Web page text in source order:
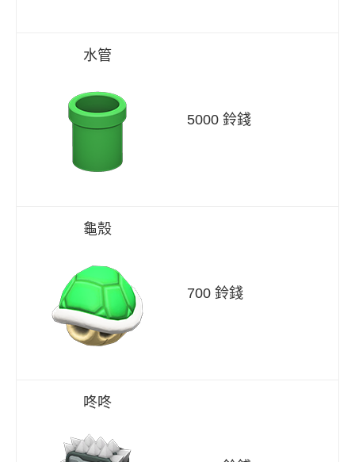
水管
5000 鈴錢
龜殼
700 鈴錢
咚咚